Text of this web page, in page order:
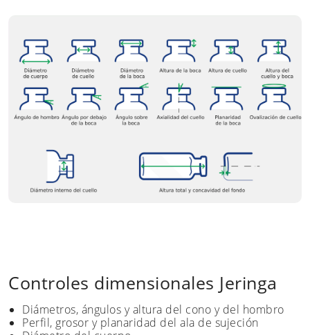
Controles dimensionales Jeringa
Diámetros, ángulos y altura del cono y del hombro
Perfil, grosor y planaridad del ala de sujeción